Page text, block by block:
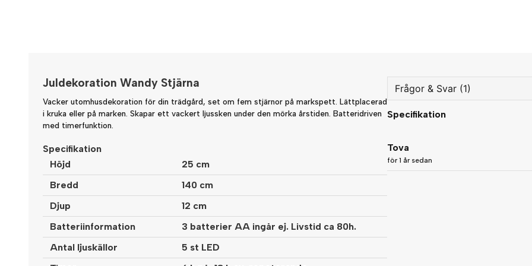
Juldekoration Wandy Stjärna
Vacker utomhusdekoration för din trädgård, set om fem stjärnor på markspett. Lättplacerad
i kruka eller på marken. Skapar ett vackert ljussken under den mörka årstiden. Batteridriven
med timerfunktion.
Specifikation
Höjd
25 cm
Bredd
140 cm
Djup
12 cm
Batteriinformation
3 batterier AA ingår ej. Livstid ca 80h.
Antal ljuskällor
5 st LED
Frågor & Svar (1)
question
Specifikation
Tova
för 1 år sedan